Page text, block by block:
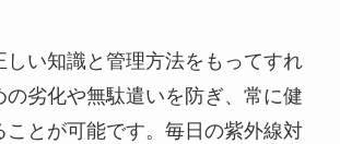
しい知識と管理方法をもってすれ
の劣化や無駄遣いを防ぎ、常に健
ことが可能です。毎日の紫外線対